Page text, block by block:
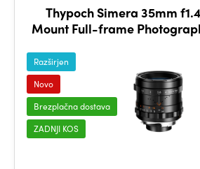
Thypoch Simera 35mm
Mount Full-frame
Razširjen
Novo
Brezplačna dostava
ZADNJI KOS